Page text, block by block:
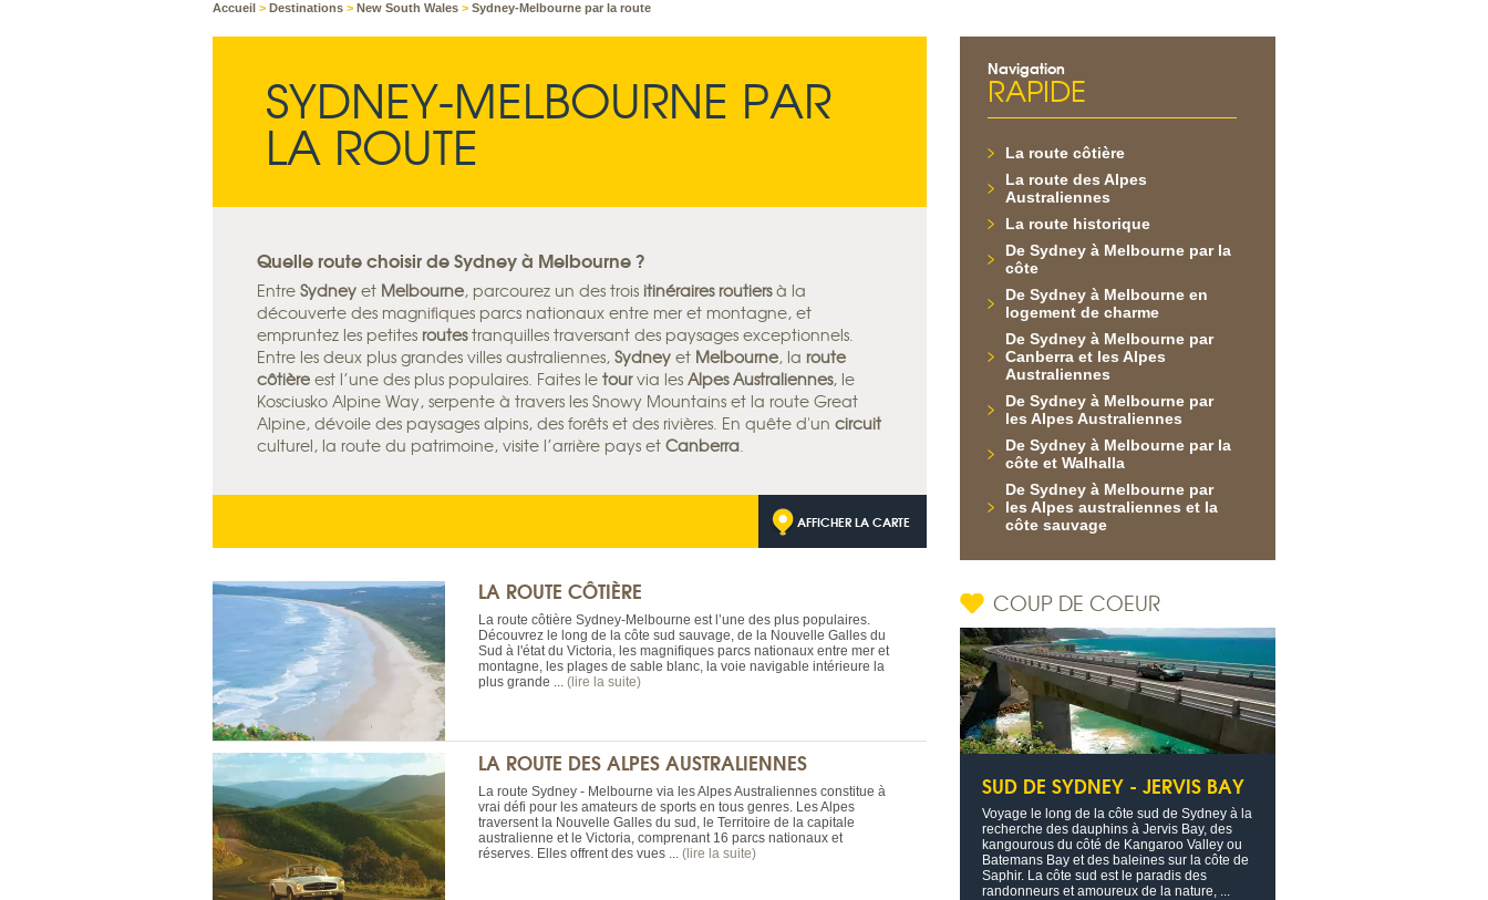
Accueil > Destinations > New South Wales > Sydney-Melbourne par la route
SYDNEY-MELBOURNE PAR
LA ROUTE
Quelle route choisir de Sydney à Melbourne ?
Entre Sydney et Melbourne, parcourez un des trois itinéraires routiersà la
découverte des magnifiques parcs nationaux entre mer et montagne, et
empruntez les petites routestranquilles traversant des paysages exceptionnels.
Entre les deux plus grandes villes australiennes, Sydney et Melbourne, la route
côtière est l’une des plus populaires. Faites le tourvia les Alpes Australiennes, le
Kosciusko Alpine Way, serpente à travers les Snowy Mountains et la route Great
Alpine, dévoile des paysages alpins, des forêts et des rivières. En quête d'un circuit
culturel, la route du patrimoine, visite l’arrière pays et Canberra.
AFFICHER LA CARTE
LA ROUTE CÔTIÈRE
La route côtière Sydney-Melbourne est l’une des plus populaires.
Découvrez le long de la côte sud sauvage, de la Nouvelle Galles du
Sud à l'état du Victoria, les magnifiques parcs nationaux entre mer et
montagne, les plages de sable blanc, la voie navigable intérieure la
plus grande ... (lire la suite)
LA ROUTE DES ALPES AUSTRALIENNES
La route Sydney - Melbourne via les Alpes Australiennes constitue à
vrai défi pour les amateurs de sports en tous genres. Les Alpes
traversent la Nouvelle Galles du sud, le Territoire de la capitale
australienne et le Victoria, comprenant 16 parcs nationaux et
réserves. Elles offrent des vues ... (lire la suite)
Navigation
RAPIDE
La route côtière
La route des Alpes
Australiennes
La route historique
De Sydney à Melbourne par la
côte
De Sydney à Melbourne en
logement de charme
De Sydney à Melbourne par
Canberra et les Alpes
Australiennes
De Sydney à Melbourne par
les Alpes Australiennes
De Sydney à Melbourne par la
côte et Walhalla
De Sydney à Melbourne par
les Alpes australiennes et la
côte sauvage
COUP DE COEUR
SUD DE SYDNEY - JERVIS BAY
Voyage le long de la côte sud de Sydney à la
recherche des dauphins à Jervis Bay, des
kangourous du côté de Kangaroo Valley ou
Batemans Bay et des baleines sur la côte de
Saphir. La côte sud est le paradis des
randonneurs et amoureux de la nature, ...